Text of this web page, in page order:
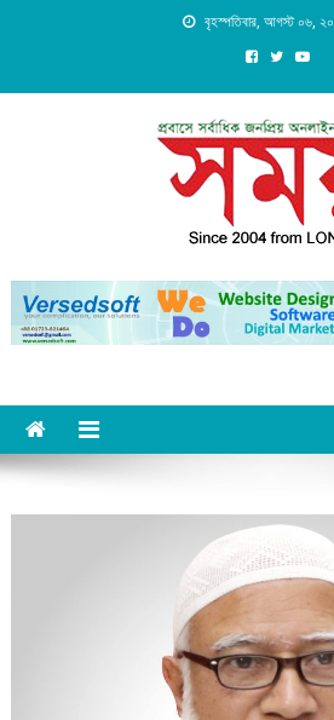
বৃহস্পতিবার, আগস্ট ০৬,
Daily Shomoy,
from